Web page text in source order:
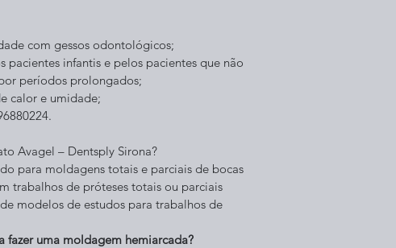
com gessos odontológicos;
pacientes infantis e pelos pacientes que não
períodos prolongados;
calor e umidade;
Avagel – Dentsply Sirona?
para moldagens totais e parciais de bocas
trabalhos de próteses totais ou parciais
modelos de estudos para trabalhos de
fazer uma moldagem hemiarcada?